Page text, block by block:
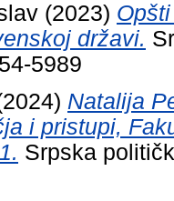
(2023)
državi.
5989
Natalija
i pristupi,
Srpska